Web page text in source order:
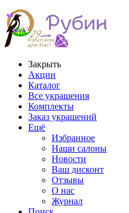
Закрыть
Акции
Каталог
Все украшения
Комплекты
Заказ украшений
Ещё
Избранное
Наши салоны
Новости
Ваш дисконт
Отзывы
О нас
Журнал